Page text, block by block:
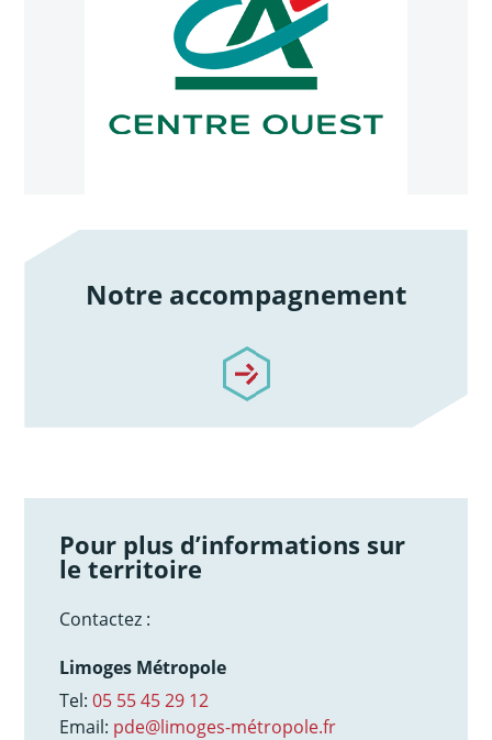
Notre accompagnement
/notre-accompagnement
Pour plus d’informations sur
le territoire
Contactez :
Limoges Métropole
Tel:05 55 45 29 12
Email: pde@limoges-métropole.fr